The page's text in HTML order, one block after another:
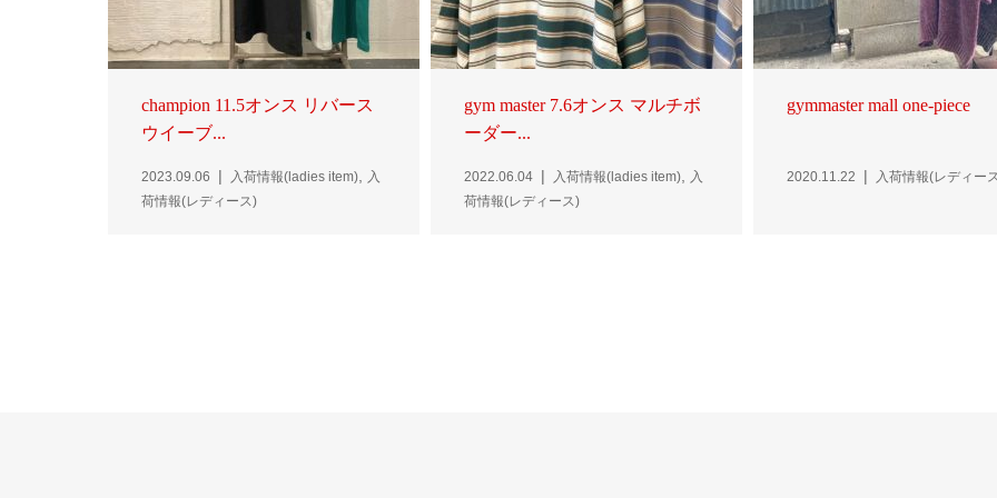
champion 11.5オンス リバース
ウイーブ...
2023.09.06 入荷情報(ladies item), 入
荷情報(レディース)
gym master 7.6オンス マルチボ
ーダー...
2022.06.04 入荷情報(ladies item), 入
荷情報(レディース)
gymmaster mall one-piece
2020.11.22 入荷情報(レディー